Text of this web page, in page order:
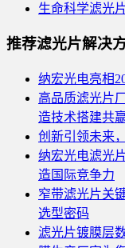
生命科学滤光
推荐滤光片解决
纳宏光电亮相
高品质滤光片
造技术搭建共
创新引领未来
纳宏光电滤光
造国际竞争力
窄带滤光片关
选型密码
滤光片镀膜层